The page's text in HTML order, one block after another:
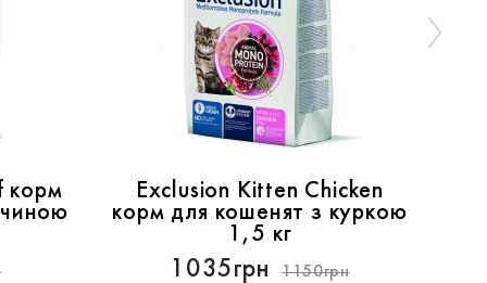
корм
Exclusion Kitten Chicken
корм для кошенят з куркою
1,5 кг
1035грн 1150грн